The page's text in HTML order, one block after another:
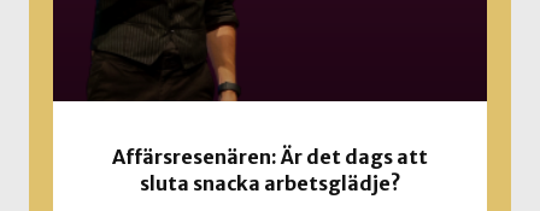
Affärsresenären: Är det dags att
sluta snacka arbetsglädje?